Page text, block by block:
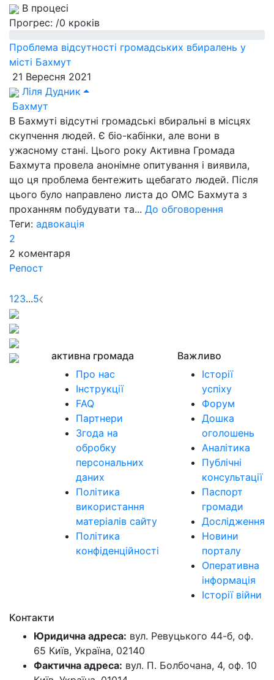
В процесі
Прогрес: /0 кроків
Проблема відсутності громадських вбиралень у
місті Бахмут
21 Вересня 2021
Ліля Дудник
Бахмут
В Бахмуті відсутні громадські вбиральні в місцях
скупчення людей. Є біо-кабінки, але вони в
ужасному стані. Цього року Активна Громада
Бахмута провела анонімне опитування і виявила,
що ця проблема бентежить щебагато людей. Після
цього було направлено листа до ОМС Бахмута з
проханням побудувати та... До обговорення
Теги: адвокація
2
2 коментаря
Репост
123...5
активна громада
Про нас
Інструкції
FAQ
Партнери
Згода на
обробку
персональних
даних
Політика
використання
матеріалів сайту
Політика
конфіденційності
Важливо
Історії
успіху
Форум
Дошка
оголошень
Аналітика
Публічні
консультації
Паспорт
громади
Дослідження
Новини
порталу
Оперативна
інформація
Історії війни
Контакти
Юридична адреса: вул. Ревуцького 44-б, оф.
65 Київ, Україна, 02140
Фактична адреса: вул. П. Болбочана, 4, оф. 10